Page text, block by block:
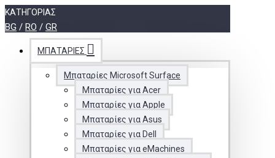
ΚΑΤΗΓΟΡΊΑΣ
BG / RO / GR
ΜΠΑΤΑΡΊΕΣ
Μπαταρίες Microsoft Surface
Μπαταρίες για Acer
Μπαταρίες για Apple
Μπαταρίες για Asus
Μπαταρίες για Dell
Μπαταρίες για eMachines